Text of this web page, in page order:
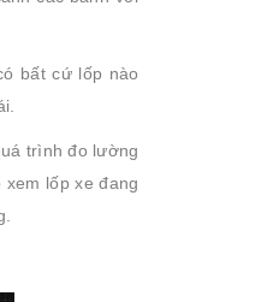
bất cứ lốp nào
trình đo lường
lốp xe đang